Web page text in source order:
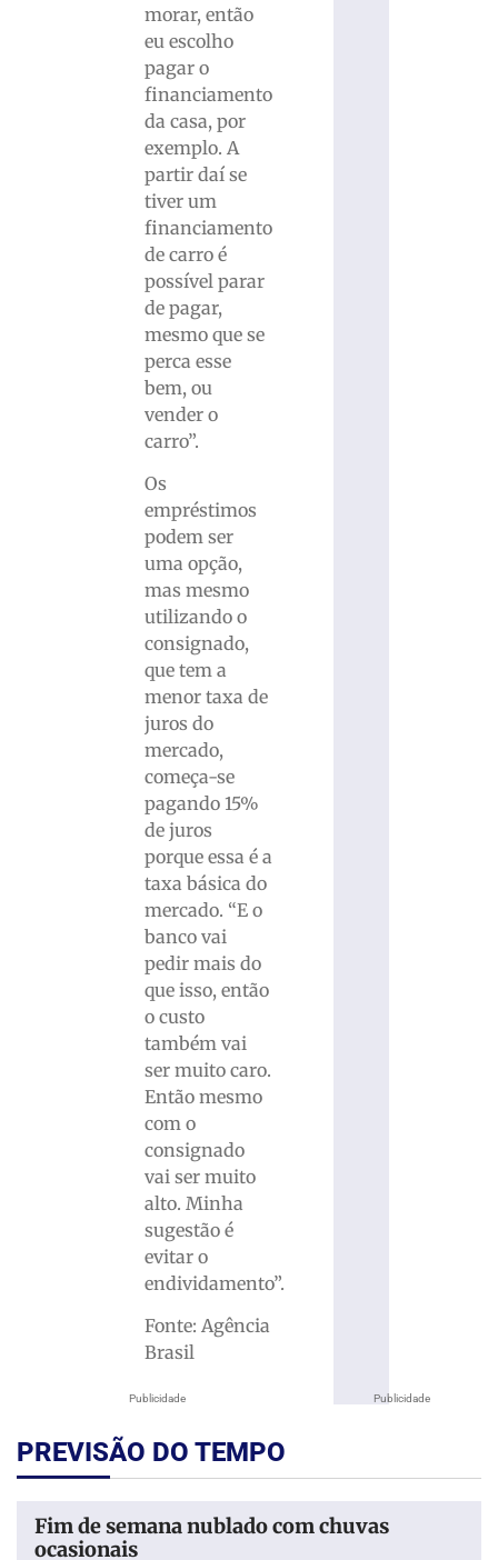
Publicidade
morar, então
eu escolho
pagar o
financiamento
da casa, por
exemplo. A
partir daí se
tiver um
financiamento
de carro é
possível parar
de pagar,
mesmo que se
perca esse
bem, ou
vender o
carro”.
Os
empréstimos
podem ser
uma opção,
mas mesmo
utilizando o
consignado,
que tem a
menor taxa de
juros do
mercado,
começa-se
pagando 15%
de juros
porque essa é a
taxa básica do
mercado. “E o
banco vai
pedir mais do
que isso, então
o custo
também vai
ser muito caro.
Então mesmo
com o
consignado
vai ser muito
alto. Minha
sugestão é
evitar o
endividamento”.
Fonte: Agência
Brasil
Publicidade
PREVISÃO DO TEMPO
Fim de semana nublado com chuvas
ocasionais